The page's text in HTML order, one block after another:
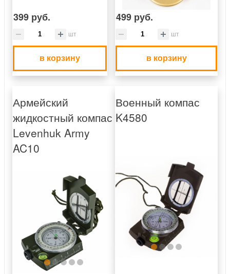
399 руб.
шт
в корзину
499 руб.
шт
в корзину
Армейский
жидкостный компас
Levenhuk Army
AC10
Военный компас
K4580